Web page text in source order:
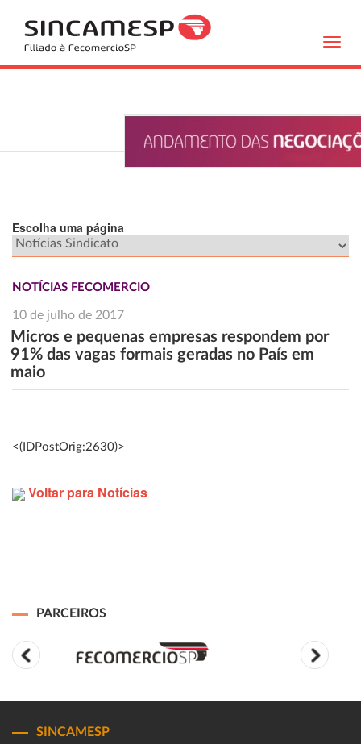
Escolha uma página
NOTÍCIAS FECOMERCIO
10 de julho de 2017
Micros e pequenas empresas respondem por
91% das vagas formais geradas no País em
maio
<(IDPostOrig:2630)>
Voltar para Notícias
PARCEIROS
SINCAMESP